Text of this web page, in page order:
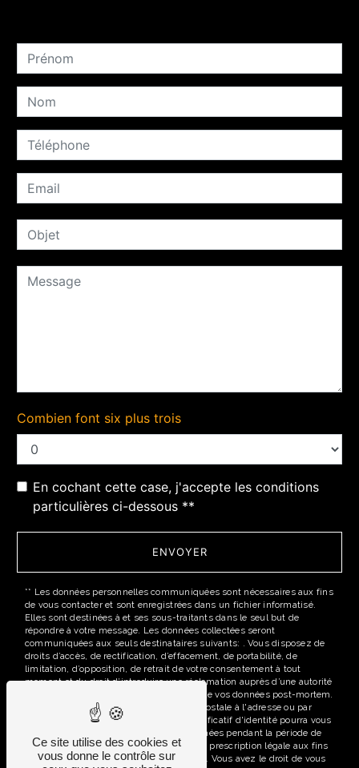
Combien font six plus trois
En cochant cette case, j'accepte les conditions
particulières ci-dessous **
ENVOYER
** Les données personnelles communiquées sont nécessaires aux fins
de vous contacter et sont enregistrées dans un fichier informatisé.
Elles sont destinées à et ses sous-traitants dans le seul but de
répondre à votre message. Les données collectées seront
communiquées aux seuls destinataires suivants: . Vous disposez de
droits d’accès, de rectification, d’effacement, de portabilité, de
limitation, d’opposition, de retrait de votre consentement à tout
moment et du droit d’introduire une réclamation auprès d’une autorité
de contrôle, ainsi que d’organiser le sort de vos données post-mortem.
Vous pouvez exercer ces droits par voie postale à l'adresse ou par
courrier électronique à l'adresse . Un justificatif d'identité pourra vous
être demandé. Nous conservons vos données pendant la période de
prise de contact puis pendant la durée de prescription légale aux fins
probatoires et de gestion des contentieux. Vous avez le droit de vous
Ce site utilise des cookies et
vous donne le contrôle sur